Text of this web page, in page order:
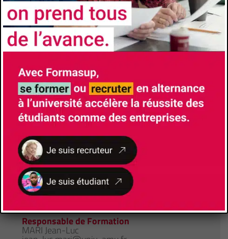
CONTACTS
Université
Aix-Marseille Université
Faculté/Institut/Ecole
Faculté des Sciences
Site de la formation
Responsable de Formation
MARI Jean-Luc